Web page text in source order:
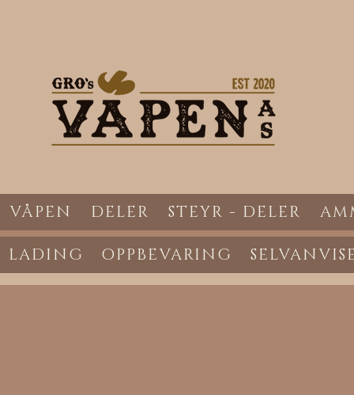
VÅPEN DELER STEYR - DELER
LADING OPPBEVARING